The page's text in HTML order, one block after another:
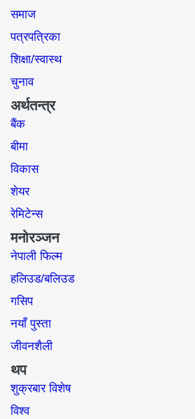
समाज​
पत्रपत्रिका
शिक्षा/स्वास्थ
चुनाव
अर्थतन्त्र
बैंक
बीमा
विकास
शेयर
रेमिटेन्स
मनोरञ्जन
नेपाली फिल्म
हलिउड/बलिउड
गसिप
नयाँ पुस्ता
जीवनशैली
थप
शुक्रबार विशेष
विश्व